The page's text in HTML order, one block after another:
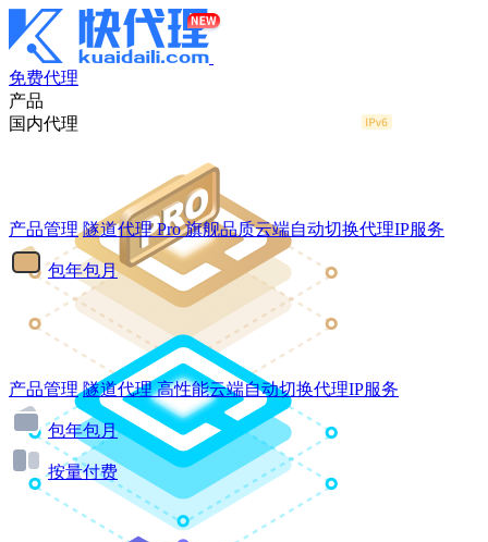
免费代理
产品
国内代理
产品管理 隧道代理Pro 旗舰品质云端自动切换代理IP服务
包年包月
产品管理 隧道代理 高性能云端自动切换代理IP服务
包年包月
按量付费